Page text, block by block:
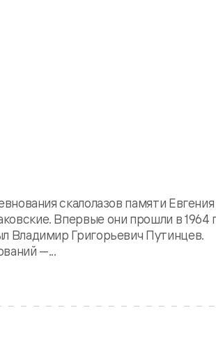
скалолазов памяти Евгения
Впервые они прошли в 1964
Владимир Григорьевич Путинцев.
—...